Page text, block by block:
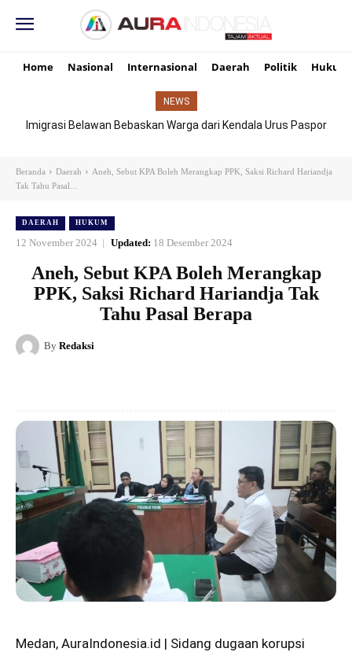
Home Nasional Internasional Daerah Politik Hukum
NEWS
Imigrasi Belawan Bebaskan Warga dari Kendala Urus Paspor
Beranda Daerah
Aneh, Sebut KPA Boleh Merangkap PPK, Saksi Richard Hariandja
Tak Tahu Pasal...
DAERAH HUKUM
12 November 2024 Updated: 18 Desember 2024
Aneh, Sebut KPA Boleh Merangkap
PPK, Saksi Richard Hariandja Tak
Tahu Pasal Berapa
By Redaksi
Medan, AuraIndonesia.id | Sidang dugaan korupsi